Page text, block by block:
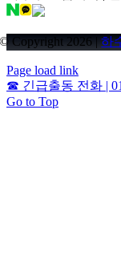
© Copyright 2026 |하
Page load link
☎ 긴급출동 전화 |
Go to Top